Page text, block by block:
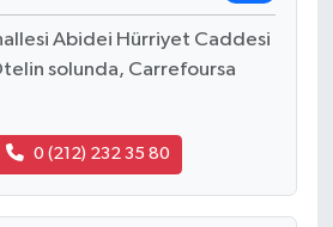
Abidei Hürriyet Caddesi
solunda, Carrefoursa
0 (212) 232 35 80